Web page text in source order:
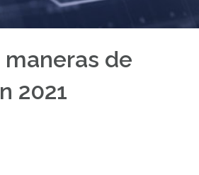
de
2021